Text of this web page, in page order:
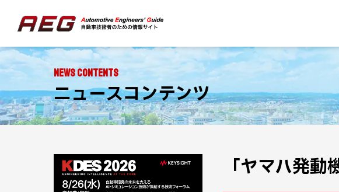
NEWS CONTENTS
ニュースコンテンツ
「ヤマハ発